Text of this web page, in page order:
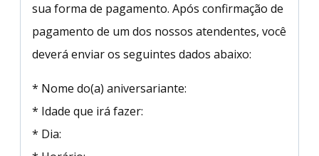
sua forma de pagamento. Após confirmação de
pagamento de um dos nossos atendentes, você
deverá enviar os seguintes dados abaixo:
* Nome do(a) aniversariante:
* Idade que irá fazer:
* Dia: